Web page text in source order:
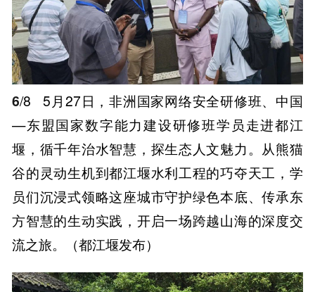
6/8
5月27日，非洲国家网络安全研修班、中国
—东盟国家数字能力建设研修班学员走进都江
堰，循千年治水智慧，探生态人文魅力。从熊猫
谷的灵动生机到都江堰水利工程的巧夺天工，学
员们沉浸式领略这座城市守护绿色本底、传承东
方智慧的生动实践，开启一场跨越山海的深度交
流之旅。（都江堰发布）